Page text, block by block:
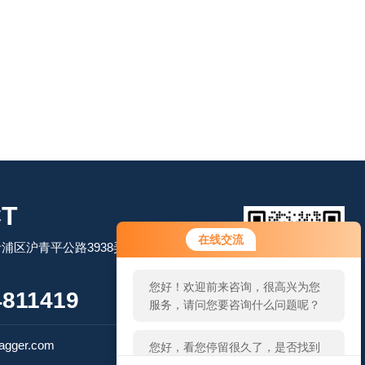
在线交流
您好！欢迎前来咨询，很高兴为您
服务，请问您要咨询什么问题呢？
您好，看您停留很久了，是否找到
了需求产品，您可以直接在线与我
区沪青平公路3938弄移动智地1号楼